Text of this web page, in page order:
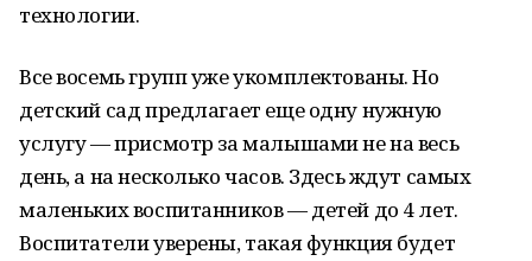
технологии.
Все восемь групп уже укомплектованы. Но
детский сад предлагает еще одну нужную
услугу — присмотр за малышами не на весь
день, а на несколько часов. Здесь ждут самых
маленьких воспитанников — детей до 4 лет.
Воспитатели уверены, такая функция будет